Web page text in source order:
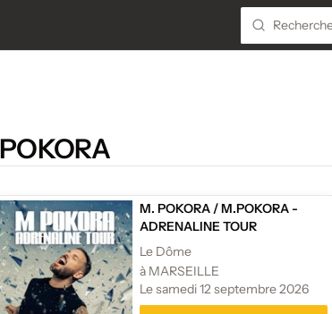
M. POKORA /M.POKORA -
ADRENALINE TOUR
Le Dôme
à MARSEILLE
Le samedi 12 septembre 2026